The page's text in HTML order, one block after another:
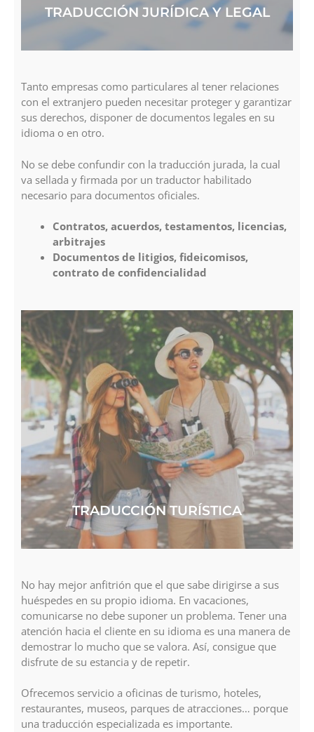
TRADUCCIÓN JURÍDICA Y LEGAL
Tanto empresas como particulares al tener relaciones
con el extranjero pueden necesitar proteger y garantizar
sus derechos, disponer de documentos legales en su
idioma o en otro.
No se debe confundir con la traducción jurada, la cual
va sellada y firmada por un traductor habilitado
necesario para documentos oficiales.
Contratos, acuerdos, testamentos, licencias,
arbitrajes
Documentos de litigios, fideicomisos,
contrato de confidencialidad
TRADUCCIÓN TURÍSTICA
No hay mejor anfitrión que el que sabe dirigirse a sus
huéspedes en su propio idioma. En vacaciones,
comunicarse no debe suponer un problema. Tener una
atención hacia el cliente en su idioma es una manera de
demostrar lo mucho que se valora. Así, consigue que
disfrute de su estancia y de repetir.
Ofrecemos servicio a oficinas de turismo, hoteles,
restaurantes, museos, parques de atracciones… porque
una traducción especializada es importante.